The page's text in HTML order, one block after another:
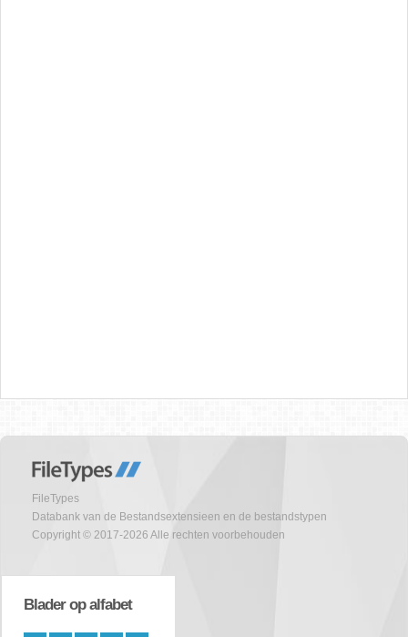
FileTypes
Databank van de Bestandsextensieen en de bestandstypen
Copyright © 2017-2026 Alle rechten voorbehouden
Blader op alfabet